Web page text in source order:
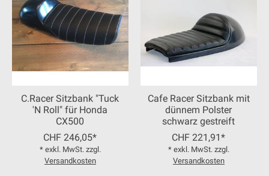
C.Racer Sitzbank "Tuck
'N Roll" für Honda
CX500
CHF 246,05*
* exkl. MwSt. zzgl.
Versandkosten
Cafe Racer Sitzbank mit
dünnem Polster
schwarz gestreift
CHF 221,91*
* exkl. MwSt. zzgl.
Versandkosten